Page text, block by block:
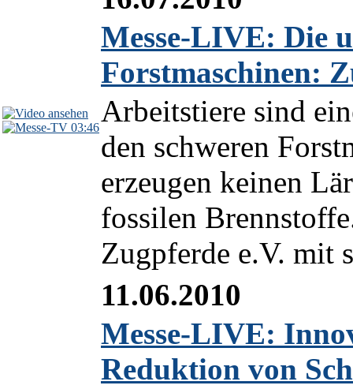
03:46
Messe-LIVE: Die
Forstmaschinen:
Arbeitstiere sind
den schweren
erzeugen keinen
fossilen
Zugpferde e.V. mit
11.06.2010
Messe-LIVE:
Reduktion von